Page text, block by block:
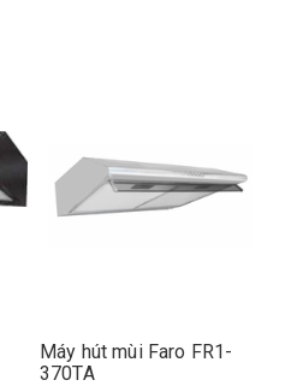
Máy hút mùi Faro FR1-
2007